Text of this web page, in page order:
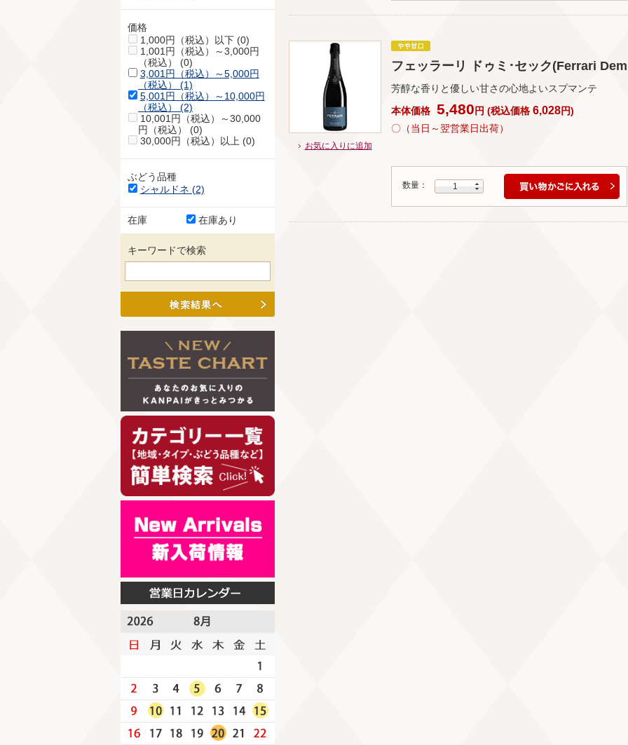
お気に入りに追加
フェッラーリ ドゥミ･セック(Ferrari
芳醇な香りと優しい甘さの心地よいスプマンテ
本体価格 5,480 円 (税込価格 6,028円)
〇（当日～翌営業日出荷）
数量： 1
価格
1,000円（税込）以下 (0)
1,001円（税込）～3,000円
（税込） (0)
3,001円（税込）～5,000円
（税込） (1)
5,001円（税込）～10,000円
（税込） (2)
10,001円（税込）～30,000
円（税込） (0)
30,000円（税込）以上 (0)
ぶどう品種
シャルドネ (2)
在庫 在庫あり
キーワードで検索